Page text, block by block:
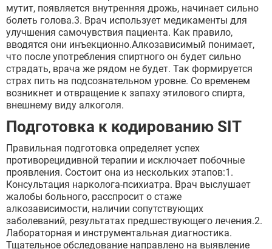
мутит, появляется внутренняя дрожь, начинает сильно
болеть голова.3. Врач использует медикаменты для
улучшения самочувствия пациента. Как правило,
вводятся они инъекционно.Алкозависимый понимает,
что после употребления спиртного он будет сильно
страдать, врача же рядом не будет. Так формируется
страх пить на подсознательном уровне. Со временем
возникнет и отвращение к запаху этилового спирта,
внешнему виду алкоголя.
Подготовка к кодированию SIT
Правильная подготовка определяет успех
противорецидивной терапии и исключает побочные
проявления. Состоит она из нескольких этапов:1.
Консультация нарколога-психиатра. Врач выслушает
жалобы больного, расспросит о стаже
алкозависимости, наличии сопутствующих
заболеваний, результатах предшествующего лечения.2.
Лабораторная и инструментальная диагностика.
Тщательное обследование направлено на выявление